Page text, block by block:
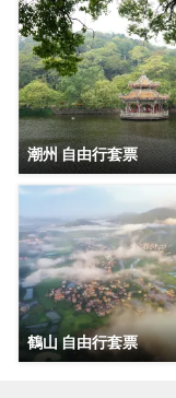
潮州 自由行套票
鶴山 自由行套票